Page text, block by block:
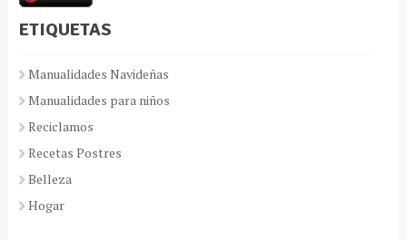
ETIQUETAS
Manualidades Navideñas
Manualidades para niños
Reciclamos
Recetas Postres
Belleza
Hogar